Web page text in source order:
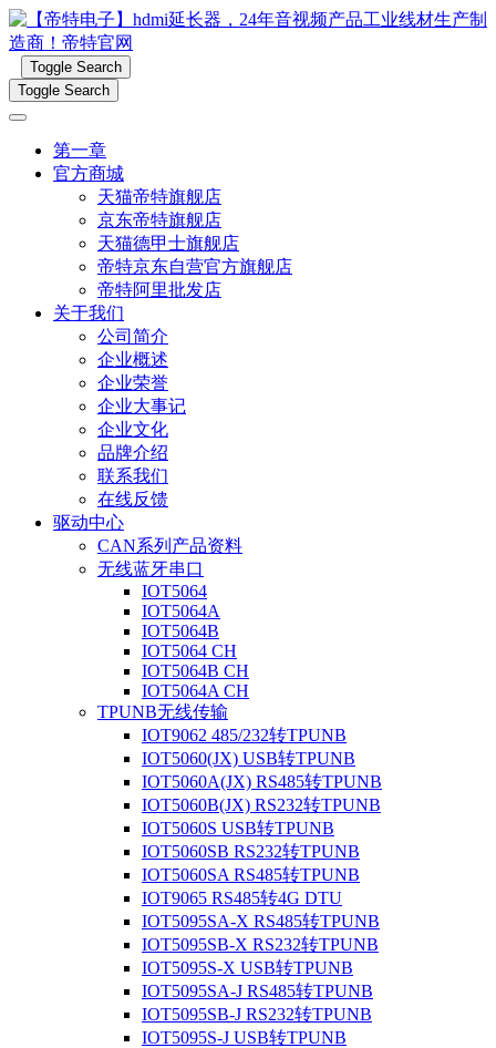
Toggle Search
Toggle Search
第一章
官方商城
天猫帝特旗舰店
京东帝特旗舰店
天猫德甲士旗舰店
帝特京东自营官方旗舰店
帝特阿里批发店
关于我们
公司简介
企业概述
企业荣誉
企业大事记
企业文化
品牌介绍
联系我们
在线反馈
驱动中心
CAN系列产品资料
无线蓝牙串口
IOT5064
IOT5064A
IOT5064B
IOT5064 CH
IOT5064B CH
IOT5064A CH
TPUNB无线传输
IOT9062 485/232转TPUNB
IOT5060(JX) USB转TPUNB
IOT5060A(JX) RS485转TPUNB
IOT5060B(JX) RS232转TPUNB
IOT5060S USB转TPUNB
IOT5060SB RS232转TPUNB
IOT5060SA RS485转TPUNB
IOT9065 RS485转4G DTU
IOT5095SA-X RS485转TPUNB
IOT5095SB-X RS232转TPUNB
IOT5095S-X USB转TPUNB
IOT5095SA-J RS485转TPUNB
IOT5095SB-J RS232转TPUNB
IOT5095S-J USB转TPUNB